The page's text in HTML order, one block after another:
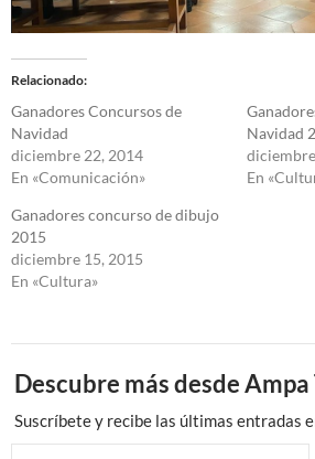
Relacionado
Ganadores Concursos de
Navidad
diciembre 22, 2014
En «Comunicación»
Navidad
En
Ganadores concurso de dibujo
2015
diciembre 15, 2015
En «Cultura»
Descubre más desde
Suscríbete y recibe las últimas entradas
Escribe tu correo electrónico…